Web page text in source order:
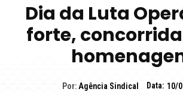
Dia da Luta
forte,
Por: Agência Sindical Data: 10/